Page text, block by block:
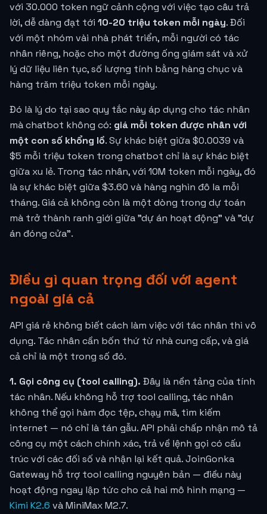
với 30.000 token ngữ cảnh cộng với việc tạo câu trả
lời, dễ dàng đạt tới 10-20 triệu token mỗi ngày. Đối
với một nhóm vài nhà phát triển, mỗi người có tác
nhân riêng, hoặc cho một đường ống giám sát và xử
lý dữ liệu liên tục, số lượng tính bằng hàng chục và
hàng trăm triệu token mỗi ngày.
Đó là lý do tại sao quy tắc này áp dụng cho tác nhân
mà chatbot không có: giá mỗi token được nhân với
một con số khổng lồ. Sự khác biệt giữa$0.0039 và
$5 mỗi triệu token trong chatbot chỉ là sự khác biệt
giữa xu lẻ. Trong tác nhân, với 10M token mỗi ngày, đó
là sự khác biệt giữa $3.60 và hàng nghìn đô la mỗi
tháng. Giá cả không còn là một dòng trong dự toán
mà trở thành ranh giới giữa "dự án hoạt động" và "dự
án đóng cửa".
Điều gì quan trọng đối với agent
ngoài giá cả
API giá rẻ không biết cách làm việc với tác nhân thì vô
dụng. Tác nhân cần bốn thứ từ nhà cung cấp, và giá
cả chỉ là một trong số đó.
1. Gọi công cụ (tool calling). Đây là nền tảng của tính
tác nhân. Nếu không hỗ trợ tool calling, tác nhân
không thể gọi hàm đọc tệp, chạy mã, tìm kiếm
internet — nó chỉ là tán gẫu. API phải chấp nhận mô tả
công cụ một cách chính xác, trả về lệnh gọi có cấu
trúc với các đối số và nhận lại kết quả. JoinGonka
Gateway hỗ trợ tool calling nguyên bản — điều này
hoạt động ngay lập tức cho cả hai mô hình mạng —
Kimi K2.6 và MiniMax M2.7.